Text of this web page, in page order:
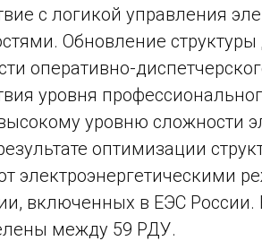
с логикой управления
Обновление
оперативно-
уровня
уровню сложности
оптимизации
электроэнергетическими
включенных в ЕЭС
между 59 РДУ.